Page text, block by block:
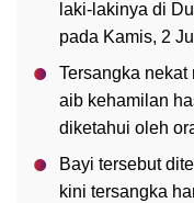
laki-lakinya di
pada Kamis, 2
Tersangka
aib kehamilan
diketahui oleh
Bayi tersebut
kini tersangka